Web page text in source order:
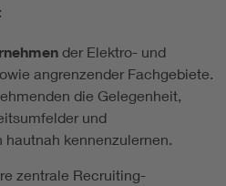
der Elektro- und
angrenzender Fachgebiete.
die Gelegenheit,
und
kennenzulernen.
zentrale Recruiting-